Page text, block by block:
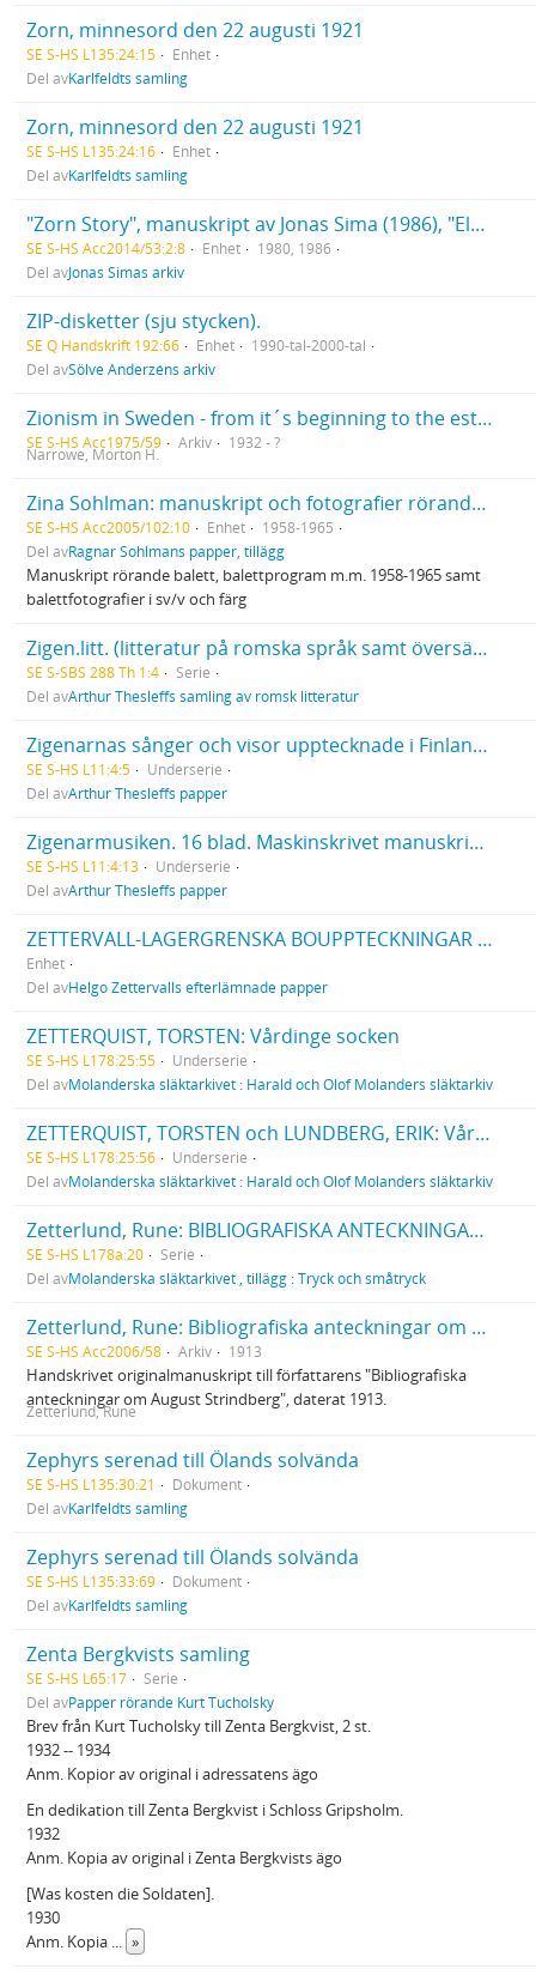
Zorn, minnesord den 22 augusti 1921
SE S-HS L135:24:15
Enhet
Del avKarlfeldts samling
Zorn, minnesord den 22 augusti 1921
SE S-HS L135:24:16
Enhet
Del avKarlfeldts samling
"Zorn Story", manuskript av Jonas Sima (1986), "Eld och Bröd", manuskript av Jonas Sima tillsammans med Sven Viksten (1980)
SE S-HS Acc2014/53:2:8 Enhet
1980, 1986
Del avJonas Simas arkiv
ZIP-disketter (sju stycken).
SE Q Handskrift 192:66 Enhet
1990-tal-2000-tal
Del avSölve Anderzéns arkiv
Zionism in Sweden - from it´s beginning to the establishment of the Copenhagen Bureau (January 1915)
SE S-HS Acc1975/59 Arkiv 1932 - ?
Narrowe, Morton H.
Zina Sohlman: manuskript och fotografier rörande balett m.m.
SE S-HS Acc2005/102:10 Enhet
1958-1965
Del avRagnar Sohlmans papper, tillägg
Manuskript rörande balett, balettprogram m.m. 1958-1965 samt
balettfotografier i sv/v och färg
Zigen.litt. (litteratur på romska språk samt översättningar och bearbetningar)
SE S-SBS 288 Th 1:4
Serie
Del avArthur Thesleffs samling av romsk litteratur
Zigenarnas sånger och visor upptecknade i Finland av Arthur Thesleff. Handskrivna visuppteckningar: 5 st efter Sordavalazigenaren Herman Hagert 1899; 3 st efter zigenaren Lindman i Alajärvi socken 1897; 2 st efter Savolakszigenaren Hedman 1897; 1 st med beteckningen "smörja" och 21 st anonyma visuppteckningar varav några försedda med svensk översättning. 35 blad.
SE S-HS L11:4:5
Underserie
Del avArthur Thesleffs papper
Zigenarmusiken. 16 blad. Maskinskrivet manuskript utgivet av Rolf Lagerborg i Finsk tidskrift 1922.
SE S-HS L11:4:13
Underserie
Del avArthur Thesleffs papper
ZETTERVALL-LAGERGRENSKA BOUPPTECKNINGAR m.m.
Enhet
Del avHelgo Zettervalls efterlämnade papper
ZETTERQUIST, TORSTEN: Vårdinge socken
SE S-HS L178:25:55
Underserie
Del avMolanderska släktarkivet : Harald och Olof Molanders släktarkiv
ZETTERQUIST, TORSTEN och LUNDBERG, ERIK: Vårdinge kyrka
SE S-HS L178:25:56
Underserie
Del avMolanderska släktarkivet : Harald och Olof Molanders släktarkiv
Zetterlund, Rune: BIBLIOGRAFISKA ANTECKNINGAR OM AUGUST STRINDBERG. 1913
SE S-HS L178a:20
Serie
Del avMolanderska släktarkivet , tillägg : Tryck och småtryck
Zetterlund, Rune: Bibliografiska anteckningar om August Strindberg
SE S-HS Acc2006/58 Arkiv 1913
Handskrivet originalmanuskript till författarens "Bibliografiska
anteckningar om August Strindberg", daterat 1913.
Zetterlund, Rune
Zephyrs serenad till Ölands solvända
SE S-HS L135:30:21
Dokument
Del avKarlfeldts samling
Zephyrs serenad till Ölands solvända
SE S-HS L135:33:69
Dokument
Del avKarlfeldts samling
Zenta Bergkvists samling
SE S-HS L65:17
Serie
Del avPapper rörande Kurt Tucholsky
Brev från Kurt Tucholsky till Zenta Bergkvist, 2 st.
1932 -- 1934
Anm. Kopior av original i adressatens ägo
En dedikation till Zenta Bergkvist i Schloss Gripsholm.
1932
Anm. Kopia av original i Zenta Bergkvists ägo
[Was kosten die Soldaten].
1930
Anm. Kopia ... »